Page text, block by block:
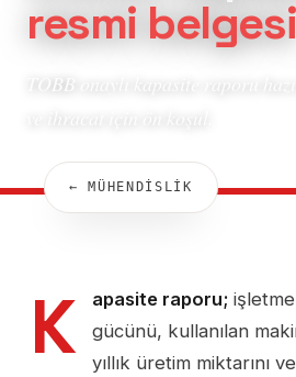
resmi belgesi
TOBB onaylı kapasite raporu
← MÜHENDİSLİK
K apasite raporu;
gücünü, kullanılan
yıllık üretim miktarını